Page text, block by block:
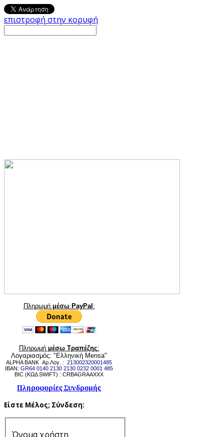
επιστροφή στην κορυφή
Πληρωμή μέσω PayPal:
Πληρωμή μέσω Τραπέζης:
Λογαριασμός: "Ελληνική Mensa"
ALPHA BANK Αρ.Λογ. : 213002320001485
IBAN: GR64 0140 2130 2130 0232 0001 485
BIC (ΚΩΔ SWIFT) : CRBAGRAAXXX
Πληροφορίες Συνδρομής
Είστε Μέλος; Σύνδεση:
Όνομα χρήστη